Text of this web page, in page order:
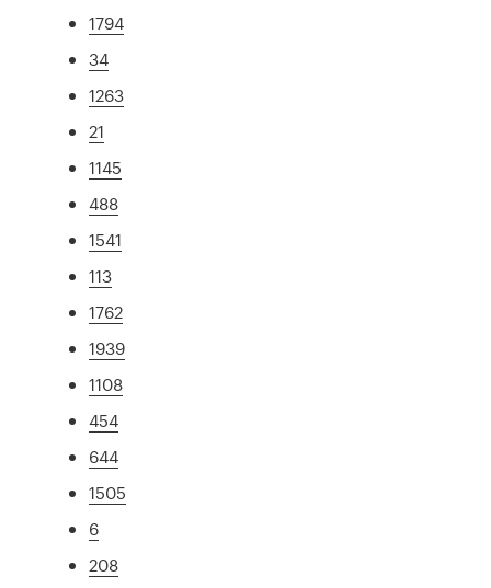
1794
34
1263
21
1145
488
1541
113
1762
1939
1108
454
644
1505
6
208